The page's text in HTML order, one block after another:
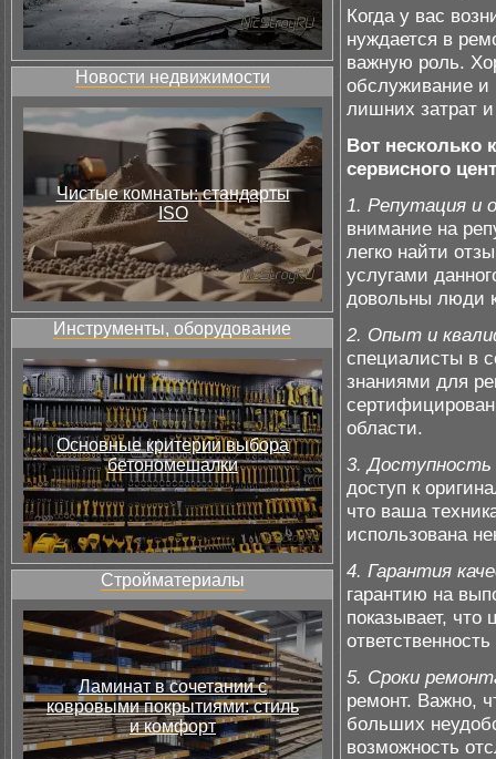
Новости недвижимости
Чистые комнаты: стандарты
ISO
Инструменты, оборудование
Основные критерии выбора
бетономешалки
Стройматериалы
Ламинат в сочетании с
ковровыми покрытиями: стиль
и комфорт
Когда у вас
нуждается в
важную роль.
обслуживание и
лишних затрат
Вот несколько
сервисного
1. Репутация и
внимание на
легко найти
услугами
довольны люди
2. Опыт и
специалисты в
знаниями для
области.
3. Доступность
доступ к
что ваша
использована
4. Гарантия
гарантию на
показывает, что
5. Сроки
ремонт. Важно,
больших
возможность